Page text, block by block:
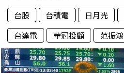
台股 台積電 日月光
台達電
華冠投顧 范振鴻